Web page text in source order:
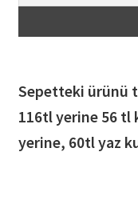
Sepetteki ürünü
116tl yerine 56 tl
yerine,